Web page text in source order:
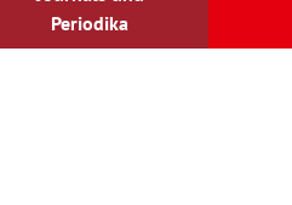
Periodika